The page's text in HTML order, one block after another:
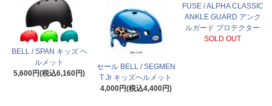
BELL / SPAN キッズ ヘ
ルメット
5,600円(税込6,160円)
セール BELL / SEGMEN
T Jr キッズヘルメット
4,000円(税込4,400円)
FUSE / ALPHA CLASSIC
ANKLE GUARD アンク
ルガード プロテクター
SOLD OUT